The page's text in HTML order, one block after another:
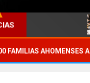
DIF
FAMILIAS AHOMENSES